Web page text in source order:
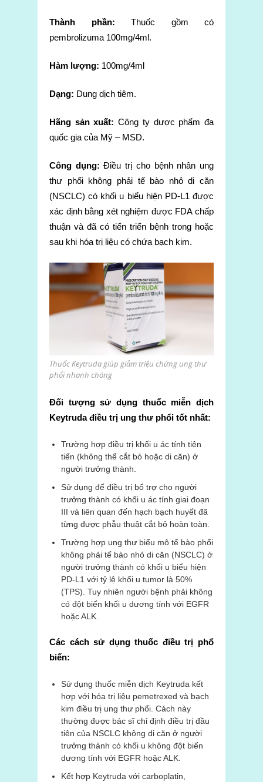
Thành phần: Thuốc gồm có
pembrolizuma 100mg/4ml.
Hàm lượng: 100mg/4ml
Dạng: Dung dịch tiêm.
Hãng sản xuất: Công ty dược phẩm đa
quốc gia của Mỹ – MSD.
Công dụng: Điều trị cho bệnh nhân ung
thư phổi không phải tế bào nhỏ di căn
(NSCLC) có khối u biểu hiện PD-L1 được
xác định bằng xét nghiệm được FDA chấp
thuận và đã có tiến triển bệnh trong hoặc
sau khi hóa trị liệu có chứa bạch kim.
Thuốc Keytruda giúp giảm triệu chứng ung thư
phổi nhanh chóng
Đối tượng sử dụng thuốc miễn dịch
Keytruda điều trị ung thư phổi tốt nhất:
Trường hợp điều trị khối u ác tính tiên
tiến (không thể cắt bỏ hoặc di căn) ở
người trưởng thành.
Sử dụng để điều trị bổ trợ cho người
trưởng thành có khối u ác tính giai đoạn
III và liên quan đến hạch bạch huyết đã
từng được phẫu thuật cắt bỏ hoàn toàn.
Trường hợp ung thư biểu mô tế bào phổi
không phải tế bào nhỏ di căn (NSCLC) ở
người trưởng thành có khối u biểu hiện
PD-L1 với tỷ lệ khối u tumor là 50%
(TPS). Tuy nhiên người bệnh phải không
có đột biến khối u dương tính với EGFR
hoặc ALK.
Các cách sử dụng thuốc điều trị phổ
biến:
Sử dụng thuốc miễn dịch Keytruda kết
hợp với hóa trị liệu pemetrexed và bạch
kim điều trị ung thư phổi. Cách này
thường được bác sĩ chỉ định điều trị đầu
tiên của NSCLC không di căn ở người
trưởng thành có khối u không đột biến
dương tính với EGFR hoặc ALK.
Kết hợp Keytruda với carboplatin,